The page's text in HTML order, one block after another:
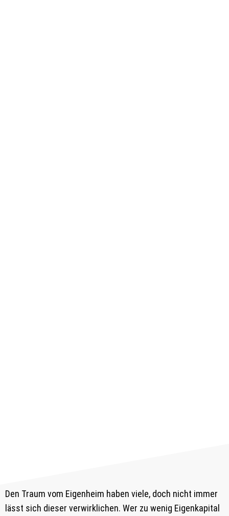
Den Traum vom Eigenheim haben viele, doch nicht immer
lässt sich dieser verwirklichen. Wer zu wenig Eigenkapital